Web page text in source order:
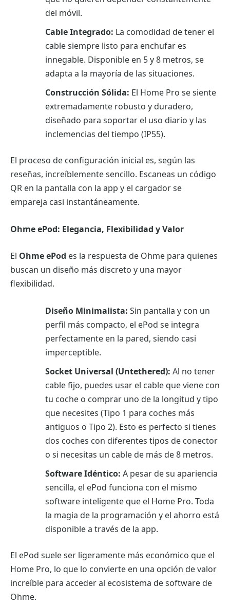
del móvil.
Cable Integrado: La comodidad de tener el
cable siempre listo para enchufar es
innegable. Disponible en 5 y 8 metros, se
adapta a la mayoría de las situaciones.
Construcción Sólida: El Home Pro se siente
extremadamente robusto y duradero,
diseñado para soportar el uso diario y las
inclemencias del tiempo (IP55).
El proceso de configuración inicial es, según las
reseñas, increíblemente sencillo. Escaneas un código
QR en la pantalla con la app y el cargador se
empareja casi instantáneamente.
Ohme ePod: Elegancia, Flexibilidad y Valor
El Ohme ePod es la respuesta de Ohme para quienes
buscan un diseño más discreto y una mayor
flexibilidad.
Diseño Minimalista: Sin pantalla y con un
perfil más compacto, el ePod se integra
perfectamente en la pared, siendo casi
imperceptible.
Socket Universal (Untethered): Al no tener
cable fijo, puedes usar el cable que viene con
tu coche o comprar uno de la longitud y tipo
que necesites (Tipo 1 para coches más
antiguos o Tipo 2). Esto es perfecto si tienes
dos coches con diferentes tipos de conector
o si necesitas un cable de más de 8 metros.
Software Idéntico: A pesar de su apariencia
sencilla, el ePod funciona con el mismo
software inteligente que el Home Pro. Toda
la magia de la programación y el ahorro está
disponible a través de la app.
El ePod suele ser ligeramente más económico que el
Home Pro, lo que lo convierte en una opción de valor
increíble para acceder al ecosistema de software de
Ohme.